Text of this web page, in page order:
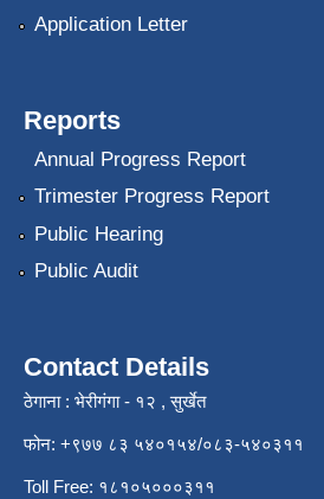
Application Letter
Reports
Annual Progress Report
Trimester Progress Report
Public Hearing
Public Audit
Contact Details
ठेगाना : भेरीगंगा - १२ , सुर्खेत
फोन: +९७७ ८३ ५४०१५४/०८३-५४०३११
Toll Free: १८१०५०००३११